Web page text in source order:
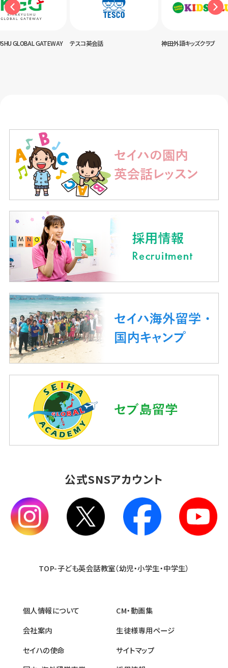
GLOBAL GATEWAY テスコ英会話 神田外語キッズクラブ
公式SNSアカウント
TOP-子ども英会話教室（幼児・小学生・中学生）
個人情報について
会社案内
セイハの使命
CM・動画集
生徒様専用ページ
サイトマップ